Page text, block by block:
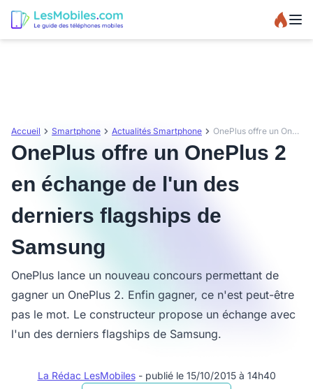
Accueil Smartphone Actualités Smartphone OnePlus offre un OnePlus 2 en échange de l'un des derniers flagships de Samsung
OnePlus offre un OnePlus 2
en échange de l'un des
derniers flagships de
Samsung
OnePlus lance un nouveau concours permettant de
gagner un OnePlus 2. Enfin gagner, ce n'est peut-être
pas le mot. Le constructeur propose un échange avec
l'un des derniers flagships de Samsung.
La Rédac LesMobiles - publié le 15/10/2015 à 14h40